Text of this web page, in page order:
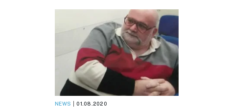
NEWS 01.08.2020